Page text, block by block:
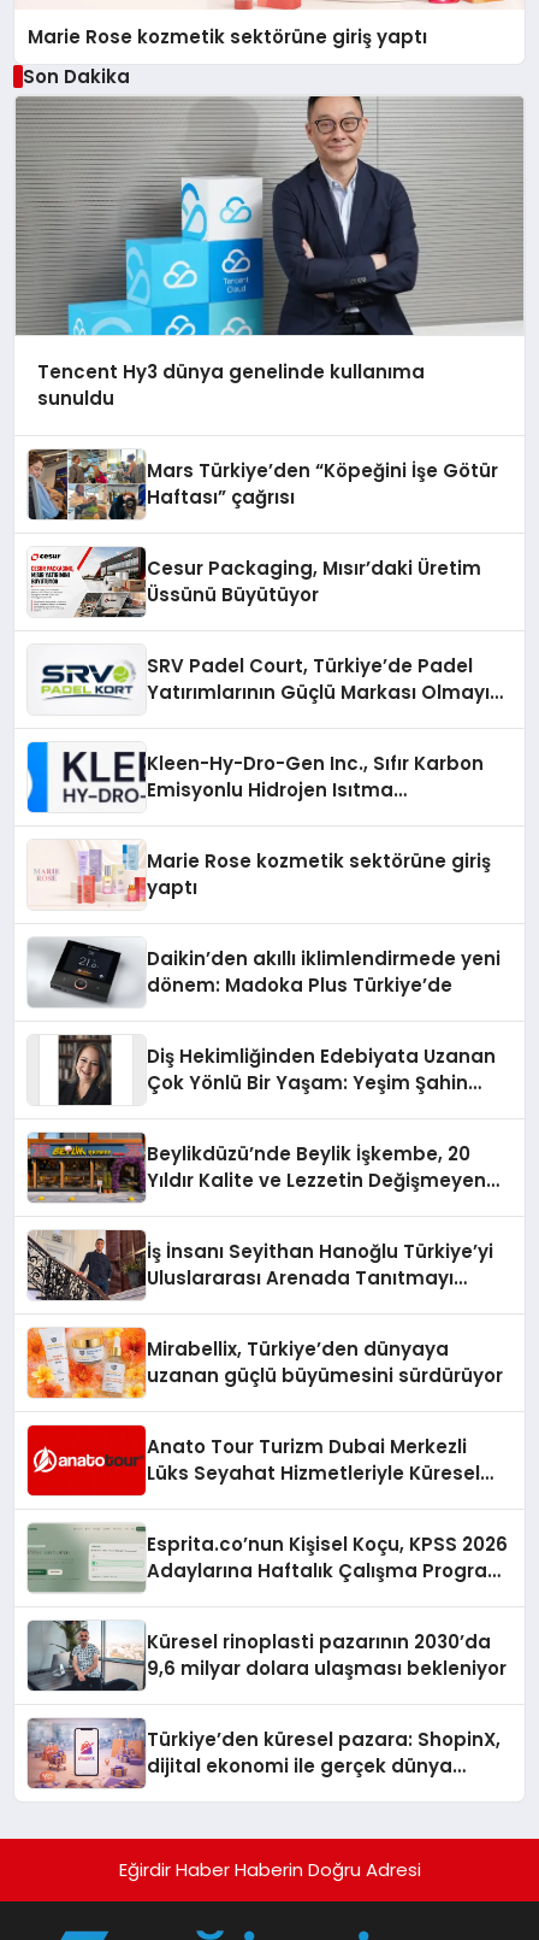
Marie Rose kozmetik sektörüne giriş yaptı
Son Dakika
Tencent Hy3 dünya genelinde kullanıma
sunuldu
Mars Türkiye’den “Köpeğini İşe Götür
Haftası” çağrısı
Cesur Packaging, Mısır’daki Üretim
Üssünü Büyütüyor
SRV Padel Court, Türkiye’de Padel
Yatırımlarının Güçlü Markası Olmayı
Kleen-Hy-Dro-Gen Inc., Sıfır Karbon
Emisyonlu Hidrojen Isıtma
Marie Rose kozmetik sektörüne giriş
yaptı
Daikin’den akıllı iklimlendirmede yeni
dönem: Madoka Plus Türkiye’de
Diş Hekimliğinden Edebiyata Uzanan
Çok Yönlü Bir Yaşam: Yeşim Şahin
Beylikdüzü’nde Beylik İşkembe, 20
Yıldır Kalite ve Lezzetin Değişmeyen
İş İnsanı Seyithan Hanoğlu Türkiye’yi
Uluslararası Arenada Tanıtmayı
Mirabellix, Türkiye’den dünyaya
uzanan güçlü büyümesini sürdürüyor
Anato Tour Turizm Dubai Merkezli
Lüks Seyahat Hizmetleriyle Küresel
Esprita.co’nun Kişisel Koçu, KPSS 2026
Adaylarına Haftalık Çalışma Programı
Küresel rinoplasti pazarının 2030’da
9,6 milyar dolara ulaşması bekleniyor
Türkiye’den küresel pazara: ShopinX,
dijital ekonomi ile gerçek dünya
Eğirdir Haber Haberin Doğru Adresi